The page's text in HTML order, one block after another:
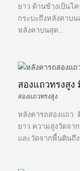
ยาว ด้านข้างเป้นโ
กระบะถึงหลังคาบ
หลังคาบนสุด…
สองแถวทรงสูง
สองแถวทรงสูง
หลังคารถสองแถว
ยาว ความสูงวัดจา
และวัดจากพื้นดินถึ